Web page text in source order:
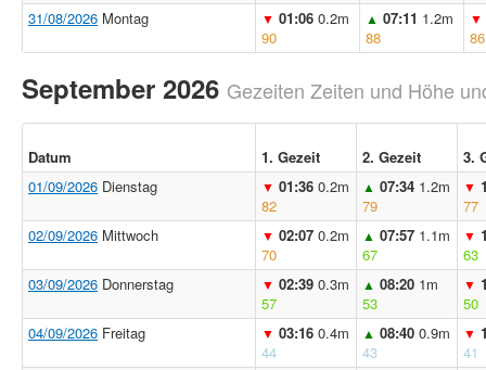
31/08/2026 Montag ▼ 01:06 0.2m
90
▲ 07:11 1.2m
88
▼
86
September 2026 Gezeiten Zeiten und Höhe
Datum 1. Gezeit 2. Gezeit
3.
01/09/2026 Dienstag ▼ 01:36 0.2m
82
▲ 07:34 1.2m
79
▼
77
02/09/2026 Mittwoch ▼ 02:07 0.2m
70
▲ 07:57 1.1m
67
▼
63
03/09/2026 Donnerstag ▼ 02:39 0.3m
57
▲ 08:20 1m
53
▼
50
04/09/2026 Freitag ▼ 03:16 0.4m
44
▲ 08:40 0.9m
43
▼
41